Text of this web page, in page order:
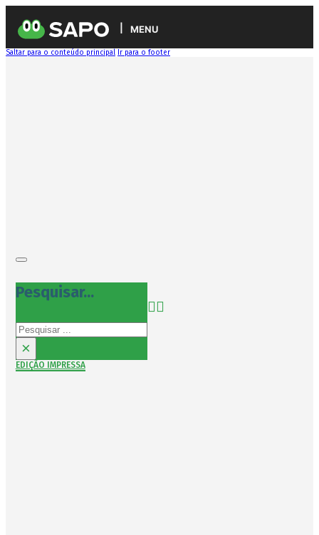
MENU
Saltar para o conteúdo principal Ir para o footer
Pesquisar...
Pesquisar
×
EDIÇÃO IMPRESSA